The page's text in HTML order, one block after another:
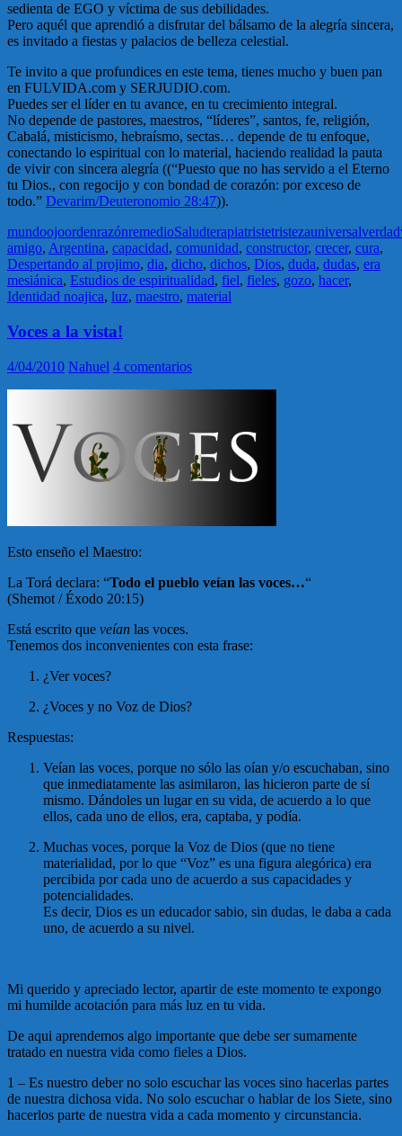
sedienta de EGO y víctima de sus debilidades.
Pero aquél que aprendió a disfrutar del bálsamo de la alegría sincera,
es invitado a fiestas y palacios de belleza celestial.
Te invito a que profundices en este tema, tienes mucho y buen pan
en FULVIDA.com y SERJUDIO.com.
Puedes ser el líder en tu avance, en tu crecimiento integral.
No depende de pastores, maestros, “líderes”, santos, fe, religión,
Cabalá, misticismo, hebraísmo, sectas… depende de tu enfoque,
conectando lo espiritual con lo material, haciendo realidad la pauta
de vivir con sincera alegría ((“Puesto que no has servido a el Eterno
tu Dios., con regocijo y con bondad de corazón: por exceso de
todo.” Devarim/Deuteronomio 28:47)).
mundoojoordenrazónremedioSaludterapiatristetristezauniversalverdad
amigo, Argentina, capacidad, comunidad, constructor, crecer, cura,
Despertando al projimo, dia, dicho, dichos, Dios, duda, dudas, era
mesiánica, Estudios de espiritualidad, fiel, fieles, gozo, hacer,
Identidad noajica, luz, maestro, material
Voces a la vista!
4/04/2010 Nahuel 4 comentarios
Esto enseño el Maestro:
La Torá declara: “Todo el pueblo veían las voces…“
(Shemot / Éxodo 20:15)
Está escrito que veían las voces.
Tenemos dos inconvenientes con esta frase:
¿Ver voces?
¿Voces y no Voz de Dios?
Respuestas:
Veían las voces, porque no sólo las oían y/o escuchaban, sino
que inmediatamente las asimilaron, las hicieron parte de sí
mismo. Dándoles un lugar en su vida, de acuerdo a lo que
ellos, cada uno de ellos, era, captaba, y podía.
Muchas voces, porque la Voz de Dios (que no tiene
materialidad, por lo que “Voz” es una figura alegórica) era
percibida por cada uno de acuerdo a sus capacidades y
potencialidades.
Es decir, Dios es un educador sabio, sin dudas, le daba a cada
uno, de acuerdo a su nivel.
Mi querido y apreciado lector, apartir de este momento te expongo
mi humilde acotación para más luz en tu vida.
De aqui aprendemos algo importante que debe ser sumamente
tratado en nuestra vida como fieles a Dios.
1 – Es nuestro deber no solo escuchar las voces sino hacerlas partes
de nuestra dichosa vida. No solo escuchar o hablar de los Siete, sino
hacerlos parte de nuestra vida a cada momento y circunstancia.